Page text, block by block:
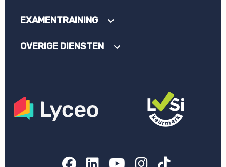
EXAMENTRAINING
OVERIGE DIENSTEN